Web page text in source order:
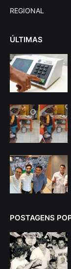
REGIONAL
ÚLTIMAS
POSTAGENS